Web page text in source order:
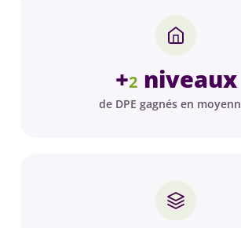
+2niveaux
de DPE gagnés en